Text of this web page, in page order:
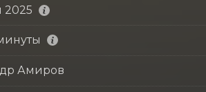
2025
Амиров